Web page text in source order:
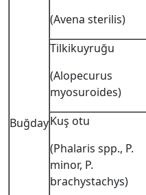
Buğday
(Avena sterilis)
Tilkikuyruğu
(Alopecurus
myosuroides)
Kuş otu
(Phalaris spp., P.
minor, P.
brachystachys)